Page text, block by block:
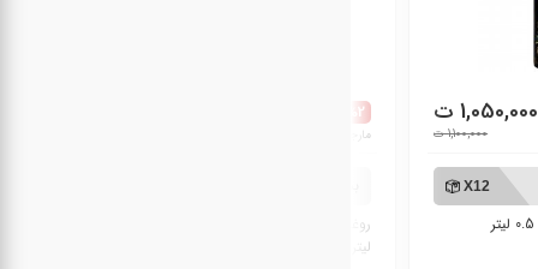
1,050,000 ت
1,100,000 ت
X12
%2 تخفیف
مارجین: 7,269 ت
لیتر